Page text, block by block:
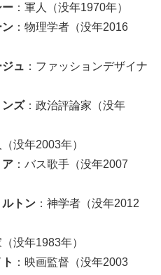
ー ：軍人（没年1970年）
ン ：物理学者（没年2016
ュ ：ファッションデザイナ
ズ：政治評論家（没年
（没年2003年）
ア ：バス歌手（没年2007
トン ：神学者（没年2012
（没年1983年）
：映画監督（没年2003